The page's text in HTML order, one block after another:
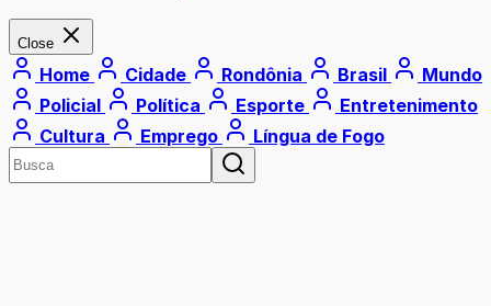
Close
Home Cidade Rondônia Brasil
Mundo
Policial
Política Esporte
Entretenimento
Cultura
Emprego Língua de Fogo